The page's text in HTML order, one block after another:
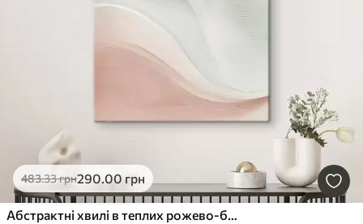
483.33грн290.00 грн